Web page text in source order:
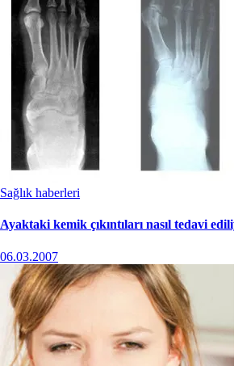
Sağlık haberleri
Ayaktaki kemik çıkıntıları nasıl tedavi
06.03.2007